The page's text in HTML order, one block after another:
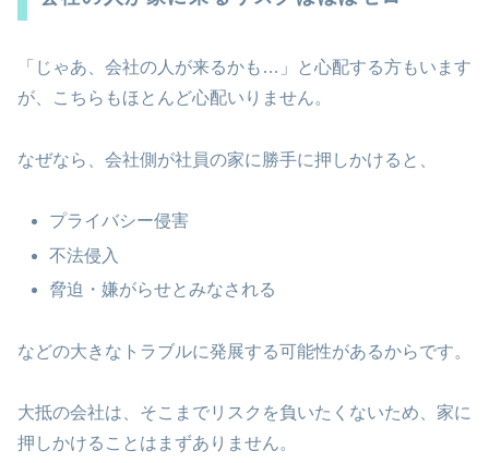
「じゃあ、会社の人が来るかも…」と心配する方もいます
が、こちらもほとんど心配いりません。
なぜなら、会社側が社員の家に勝手に押しかけると、
プライバシー侵害
不法侵入
脅迫・嫌がらせとみなされる
などの大きなトラブルに発展する可能性があるからです。
大抵の会社は、そこまでリスクを負いたくないため、家に
押しかけることはまずありません。